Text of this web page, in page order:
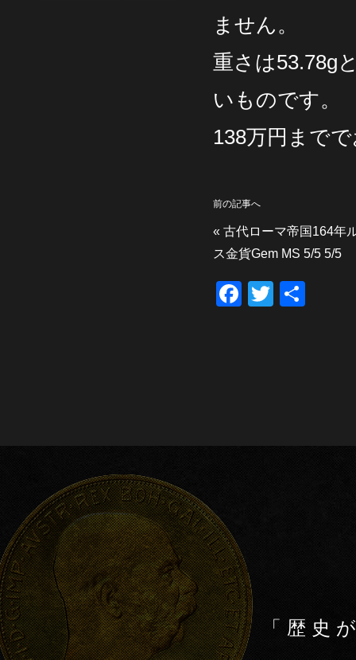
ません。
重さは53.78g
いものです。
138万円まで
前の記事へ
« 古代ローマ帝国164年
ス金貨Gem MS 5/5 5/5
F
o
T
「歴史